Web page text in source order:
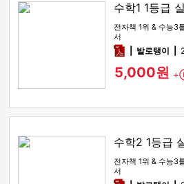
수학1 1등급
전자책 1위 & 수능3
서
pdf발로탱이
5,000원 +
수학2 1등급
전자책 1위 & 수능3
서